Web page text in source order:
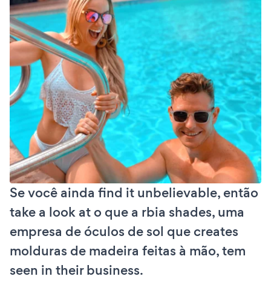
Se você ainda find it unbelievable, então
take a look at o que a rbia shades, uma
empresa de óculos de sol que creates
molduras de madeira feitas à mão, tem
seen in their business.